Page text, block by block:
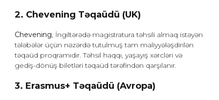
2. Chevening Təqaüdü (UK)
Chevening, İngiltərədə magistratura təhsili almaq istəyən
tələbələr üçün nəzərdə tutulmuş tam maliyyələşdirilən
təqaüd proqramıdır. Təhsil haqqı, yaşayış xərcləri və
gediş-dönüş biletləri təqaüd tərəfindən qarşılanır.
3. Erasmus+ Təqaüdü (Avropa)